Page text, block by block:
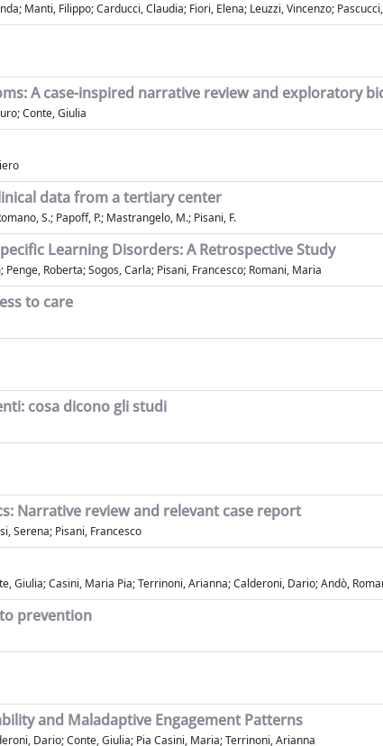
Manti, Filippo; Carducci, Claudia; Fiori, Elena; Leuzzi, Vincenzo;
A case-inspired narrative review and exploratory
Conte, Giulia
data from a tertiary center
S.; Papoff, P.; Mastrangelo, M.; Pisani, F.
Learning Disorders: A Retrospective Study
Roberta; Sogos, Carla; Pisani, Francesco; Romani, Maria
to care
cosa dicono gli studi
Narrative review and relevant case report
Serena; Pisani, Francesco
Giulia; Casini, Maria Pia; Terrinoni, Arianna; Calderoni, Dario; Andò,
prevention
and Maladaptive Engagement Patterns
Dario; Conte, Giulia; Pia Casini, Maria; Terrinoni, Arianna